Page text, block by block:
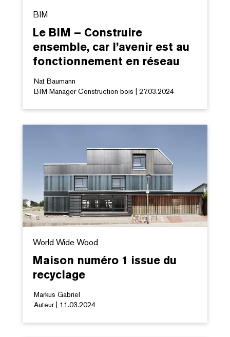
BIM
Le BIM – Construire
ensemble, car l’avenir est au
fonctionnement en réseau
Nat Baumann
BIM Manager Construction bois | 27.03.2024
World Wide Wood
Maison numéro 1 issue du
recyclage
Markus Gabriel
Auteur | 11.03.2024